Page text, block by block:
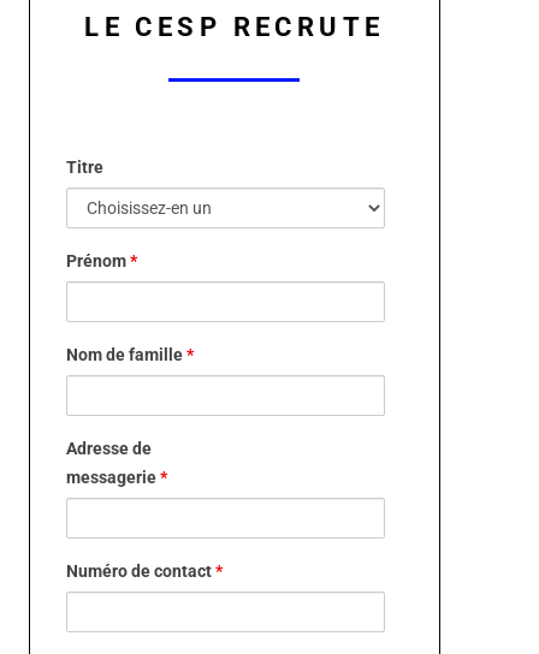
LE CESP RECRUTE
Titre
Prénom*
Nom de famille*
Adresse de
messagerie*
Numéro de contact*